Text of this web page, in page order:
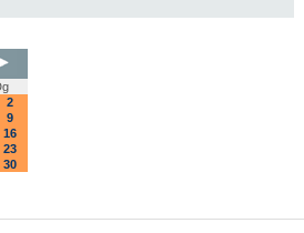
2
9
16
23
30